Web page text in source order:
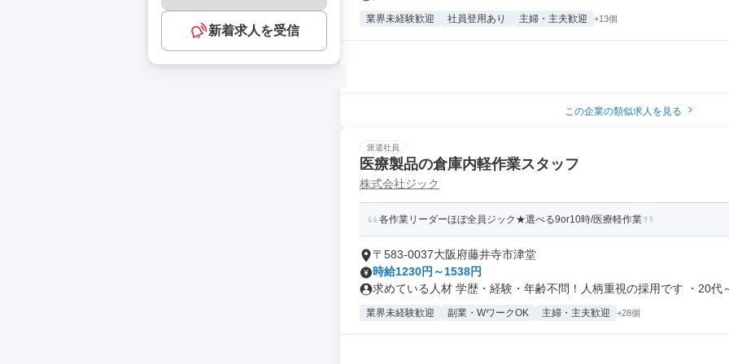
新着求人を受信
業界未経験歓迎 社員登用あり 主婦・主夫歓迎 +13個
この企業の類似求人を見る
派遣社員
医療製品の倉庫内軽作業スタッフ
株式会社ジック
各作業リーダーほぼ全員ジック★選べる9or10時/医療軽作業
〒583-0037大阪府藤井寺市津堂
時給1230円～1538円
求めている人材 学歴・経験・年齢不問！人柄重視の採用です ・20代
業界未経験歓迎 副業・WワークOK 主婦・主夫歓迎 +28個